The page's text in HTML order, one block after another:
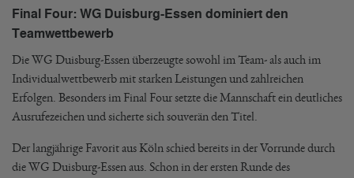
Final Four: WG Duisburg-Essen dominiert den
Teamwettbewerb
Die WG Duisburg-Essen überzeugte sowohl im Team- als auch im
Individualwettbewerb mit starken Leistungen und zahlreichen
Erfolgen. Besonders im Final Four setzte die Mannschaft ein deutliches
Ausrufezeichen und sicherte sich souverän den Titel.
Der langjährige Favorit aus Köln schied bereits in der Vorrunde durch
die WG Duisburg-Essen aus. Schon in der ersten Runde des